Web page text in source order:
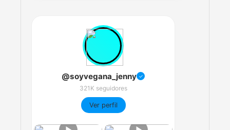
@soyvegana_jenny ✓
321K seguidores
Ver perfil